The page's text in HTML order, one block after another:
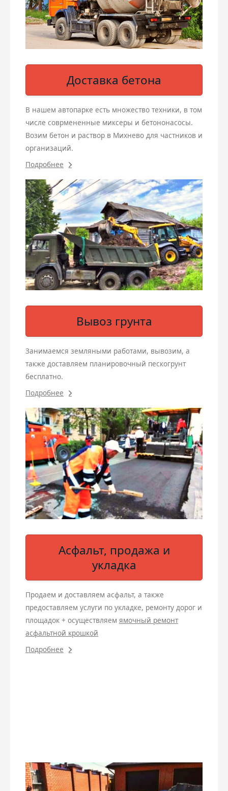
Доставка бетона
В нашем автопарке есть множество техники, в том
числе соврмененные миксеры и бетононасосы.
Возим бетон и раствор в Михнево для частников и
организаций.
Подробнее
Вывоз грунта
Занимаемся земляными работами, вывозим, а
также доставляем планировочный пескогрунт
бесплатно.
Подробнее
Асфальт, продажа и
укладка
Продаем и доставляем асфальт, а также
предоставляем услуги по укладке, ремонту дорог и
площадок + осуществляем ямочный ремонт
асфальтной крошкой
Подробнее